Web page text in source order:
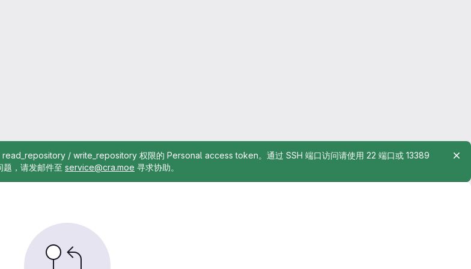
/ write_repository 权限的 Personal access token。通过 SSH 端口访问请使用 22 端口或 13389
题，请发邮件至 service@cra.moe 寻求协助。